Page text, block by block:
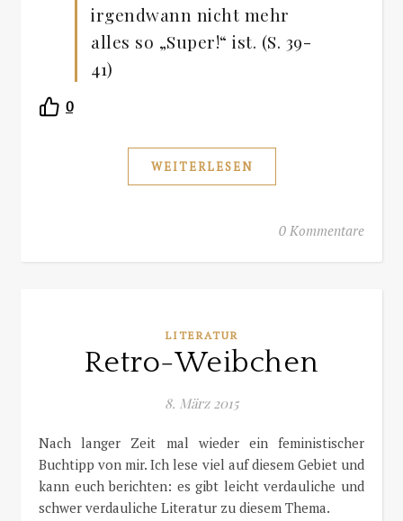
irgendwann nicht mehr
alles so „Super!“ ist. (S. 39-
41)
0
WEITERLESEN
0 Kommentare
LITERATUR
Retro-Weibchen
8. März 2015
Nach langer Zeit mal wieder ein feministischer
Buchtipp von mir. Ich lese viel auf diesem Gebiet und
kann euch berichten: es gibt leicht verdauliche und
schwer verdauliche Literatur zu diesem Thema.